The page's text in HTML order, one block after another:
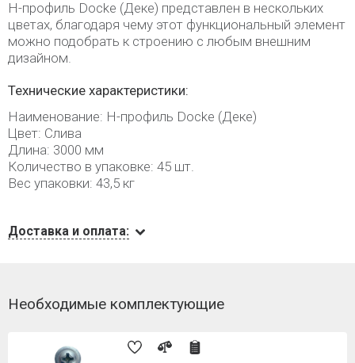
H-профиль Docke (Деке) представлен в нескольких
цветах, благодаря чему этот функциональный элемент
можно подобрать к строению с любым внешним
дизайном.
Технические характеристики:
Наименование: H-профиль Docke (Деке)
Цвет: Слива
Длина: 3000 мм
Количество в упаковке: 45 шт.
Вес упаковки: 43,5 кг
Доставка и оплата:
Необходимые комплектующие